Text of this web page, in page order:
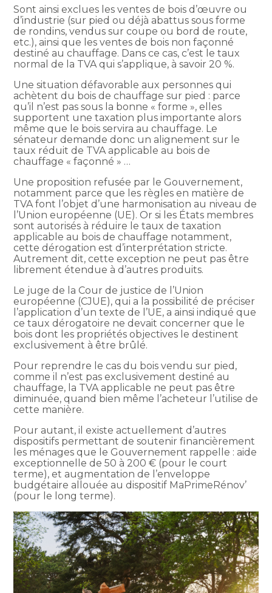
Sont ainsi exclues les ventes de bois d’œuvre ou
d’industrie (sur pied ou déjà abattus sous forme
de rondins, vendus sur coupe ou bord de route,
etc.), ainsi que les ventes de bois non façonné
destiné au chauffage. Dans ce cas, c’est le taux
normal de la TVA qui s’applique, à savoir 20 %.
Une situation défavorable aux personnes qui
achètent du bois de chauffage sur pied : parce
qu’il n’est pas sous la bonne « forme », elles
supportent une taxation plus importante alors
même que le bois servira au chauffage. Le
sénateur demande donc un alignement sur le
taux réduit de TVA applicable au bois de
chauffage « façonné » …
Une proposition refusée par le Gouvernement,
notamment parce que les règles en matière de
TVA font l’objet d’une harmonisation au niveau de
l’Union européenne (UE). Or si les États membres
sont autorisés à réduire le taux de taxation
applicable au bois de chauffage notamment,
cette dérogation est d’interprétation stricte.
Autrement dit, cette exception ne peut pas être
librement étendue à d’autres produits.
Le juge de la Cour de justice de l’Union
européenne (CJUE), qui a la possibilité de préciser
l’application d’un texte de l’UE, a ainsi indiqué que
ce taux dérogatoire ne devait concerner que le
bois dont les propriétés objectives le destinent
exclusivement à être brûlé.
Pour reprendre le cas du bois vendu sur pied,
comme il n’est pas exclusivement destiné au
chauffage, la TVA applicable ne peut pas être
diminuée, quand bien même l’acheteur l’utilise de
cette manière.
Pour autant, il existe actuellement d’autres
dispositifs permettant de soutenir financièrement
les ménages que le Gouvernement rappelle : aide
exceptionnelle de 50 à 200 € (pour le court
terme), et augmentation de l’enveloppe
budgétaire allouée au dispositif MaPrimeRénov’
(pour le long terme).